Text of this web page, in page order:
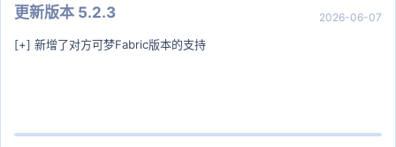
更新版本 5.2.3 2026-06-07
[+] 新增了对方可梦Fabric版本的支持